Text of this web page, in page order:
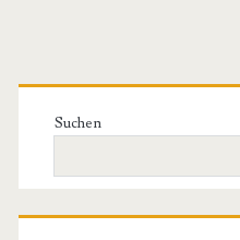
Primäre
Seitenleiste
Suchen